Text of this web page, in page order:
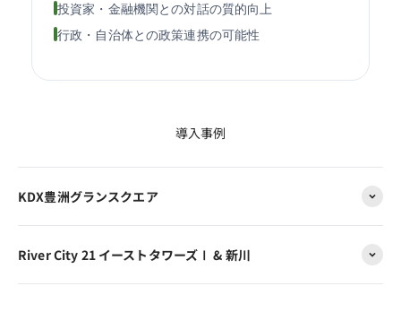
投資家・金融機関との対話の質的向上
行政・自治体との政策連携の可能性
導入事例
KDX豊洲グランスクエア
River City 21 イーストタワーズⅠ & 新川